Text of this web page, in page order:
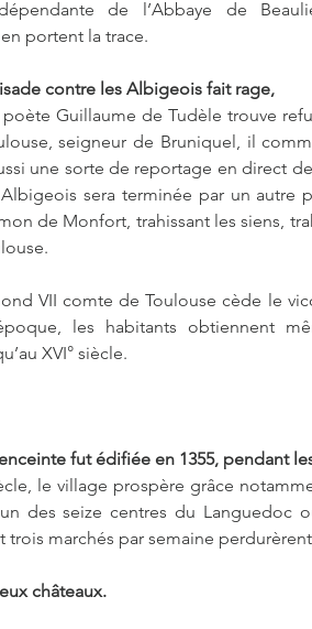
de l’Abbaye de
portent la trace.
contre les Albigeois fait rage,
Guillaume de Tudèle trouve
seigneur de Bruniquel, il
une sorte de reportage en direct
sera terminée par un autre
de Monfort, trahissant les siens,
VII comte de Toulouse cède le
les habitants obtiennent
XVI° siècle.
fut édifiée en 1355, pendant
le village prospère grâce
des seize centres du Languedoc
trois marchés par semaine
châteaux.